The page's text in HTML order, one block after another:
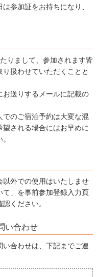
参加証をお持ちになり、
りまして、参加されます皆
扱わせていただくことと
送りするメールに記載の
のご宿泊予約は大変な混
される場合にはお早めに
外での使用はいたしませ
て」を事前参加登録入力頁
ください。
い合わせ
合わせは、下記までご連